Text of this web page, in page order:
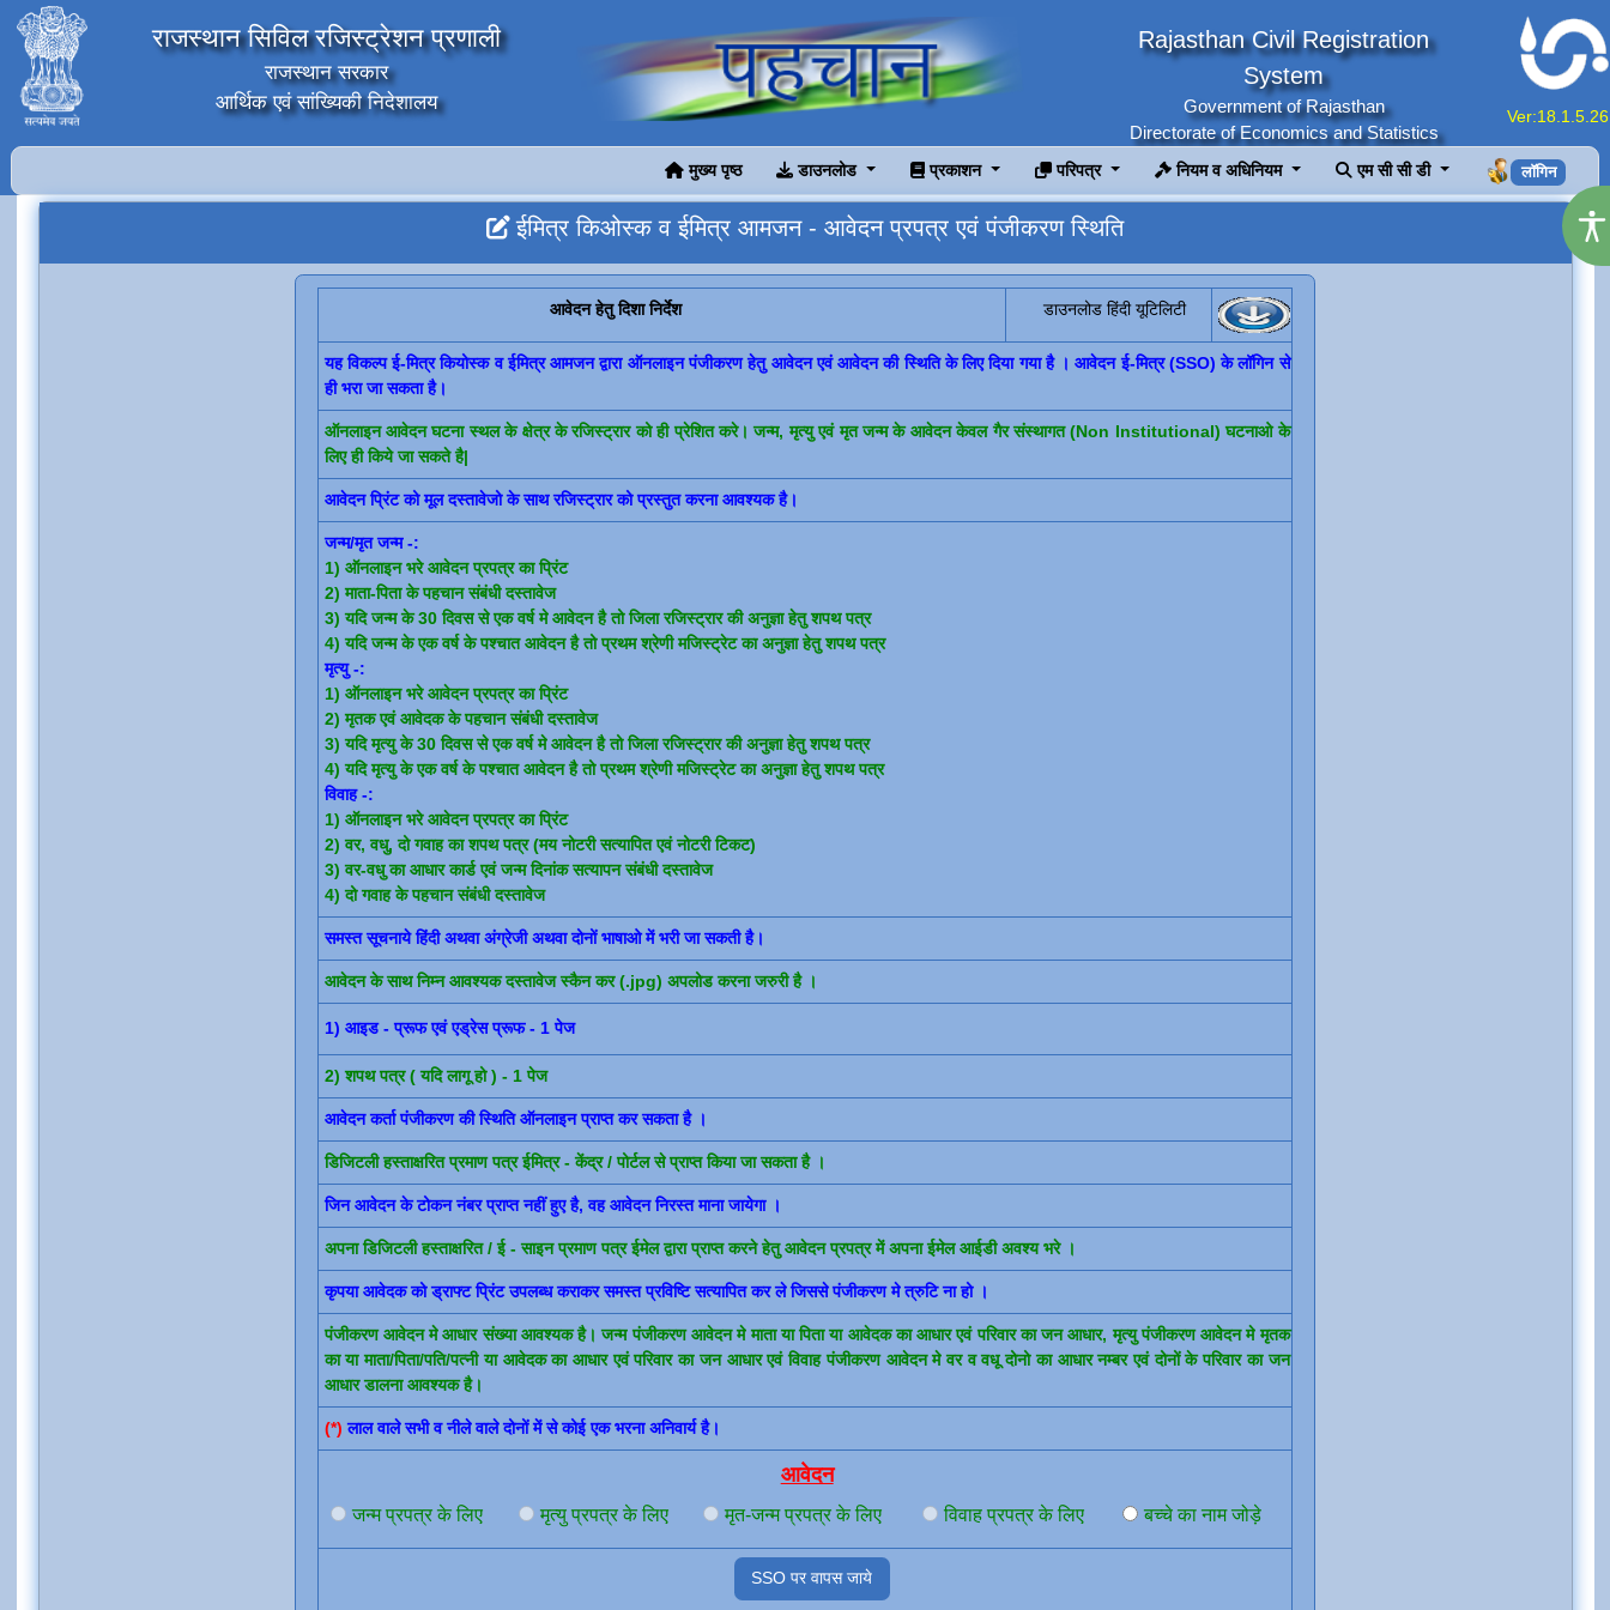
राजस्थान सिविल रजिस्ट्रेशन प्रणाली
राजस्थान सरकार
आर्थिक एवं सांख्यिकी निदेशालय
Rajasthan Civil Registration
System
Government of Rajasthan
Directorate of Economics and Statistics
Ver:18.1.5.26
मुख्य पृष्ठ डाउनलोड प्रकाशन परिपत्र नियम व अधिनियम एम सी सी डी लॉगिन
ईमित्र किओस्क व ईमित्र आमजन - आवेदन प्रपत्र एवं पंजीकरण स्थिति
आवेदन हेतु दिशा निर्देश डाउनलोड हिंदी यूटिलिटी
यह विकल्प ई-मित्र कियोस्क व ईमित्र आमजन द्वारा ऑनलाइन पंजीकरण हेतु आवेदन एवं आवेदन की स्थिति के लिए दिया गया है । आवेदन ई-मित्र (SSO) के लॉगिन से
ही भरा जा सकता है।
ऑनलाइन आवेदन घटना स्थल के क्षेत्र के रजिस्ट्रार को ही प्रेशित करे। जन्म, मृत्यु एवं मृत जन्म के आवेदन केवल गैर संस्थागत (Non Institutional) घटनाओ के
लिए ही किये जा सकते है|
आवेदन प्रिंट को मूल दस्तावेजो के साथ रजिस्ट्रार को प्रस्तुत करना आवश्यक है।
जन्म/मृत जन्म -:
1) ऑनलाइन भरे आवेदन प्रपत्र का प्रिंट
2) माता-पिता के पहचान संबंधी दस्तावेज
3) यदि जन्म के 30 दिवस से एक वर्ष मे आवेदन है तो जिला रजिस्ट्रार की अनुज्ञा हेतु शपथ पत्र
4) यदि जन्म के एक वर्ष के पश्चात आवेदन है तो प्रथम श्रेणी मजिस्ट्रेट का अनुज्ञा हेतु शपथ पत्र
मृत्यु -:
1) ऑनलाइन भरे आवेदन प्रपत्र का प्रिंट
2) मृतक एवं आवेदक के पहचान संबंधी दस्तावेज
3) यदि मृत्यु के 30 दिवस से एक वर्ष मे आवेदन है तो जिला रजिस्ट्रार की अनुज्ञा हेतु शपथ पत्र
4) यदि मृत्यु के एक वर्ष के पश्चात आवेदन है तो प्रथम श्रेणी मजिस्ट्रेट का अनुज्ञा हेतु शपथ पत्र
विवाह -:
1) ऑनलाइन भरे आवेदन प्रपत्र का प्रिंट
2) वर, वधु, दो गवाह का शपथ पत्र (मय नोटरी सत्यापित एवं नोटरी टिकट)
3) वर-वधु का आधार कार्ड एवं जन्म दिनांक सत्यापन संबंधी दस्तावेज
4) दो गवाह के पहचान संबंधी दस्तावेज
समस्त सूचनाये हिंदी अथवा अंग्रेजी अथवा दोनों भाषाओ में भरी जा सकती है।
आवेदन के साथ निम्न आवश्यक दस्तावेज स्कैन कर (.jpg) अपलोड करना जरुरी है ।
1) आइड - प्रूफ एवं एड्रेस प्रूफ - 1 पेज
2) शपथ पत्र ( यदि लागू हो ) - 1 पेज
आवेदन कर्ता पंजीकरण की स्थिति ऑनलाइन प्राप्त कर सकता है ।
डिजिटली हस्ताक्षरित प्रमाण पत्र ईमित्र - केंद्र / पोर्टल से प्राप्त किया जा सकता है ।
जिन आवेदन के टोकन नंबर प्राप्त नहीं हुए है, वह आवेदन निरस्त माना जायेगा ।
अपना डिजिटली हस्ताक्षरित / ई - साइन प्रमाण पत्र ईमेल द्वारा प्राप्त करने हेतु आवेदन प्रपत्र में अपना ईमेल आईडी अवश्य भरे ।
कृपया आवेदक को ड्राफ्ट प्रिंट उपलब्ध कराकर समस्त प्रविष्टि सत्यापित कर ले जिससे पंजीकरण मे त्रुटि ना हो ।
पंजीकरण आवेदन मे आधार संख्या आवश्यक है। जन्म पंजीकरण आवेदन मे माता या पिता या आवेदक का आधार एवं परिवार का जन आधार, मृत्यु पंजीकरण आवेदन मे मृतक
का या माता/पिता/पति/पत्नी या आवेदक का आधार एवं परिवार का जन आधार एवं विवाह पंजीकरण आवेदन मे वर व वधू दोनो का आधार नम्बर एवं दोनों के परिवार का जन
आधार डालना आवश्यक है।
(*) लाल वाले सभी व नीले वाले दोनों में से कोई एक भरना अनिवार्य है।
आवेदन
जन्म प्रपत्र के लिए मृत्यु प्रपत्र के लिए मृत-जन्म प्रपत्र के लिए विवाह प्रपत्र के लिए बच्चे का नाम जोड़े